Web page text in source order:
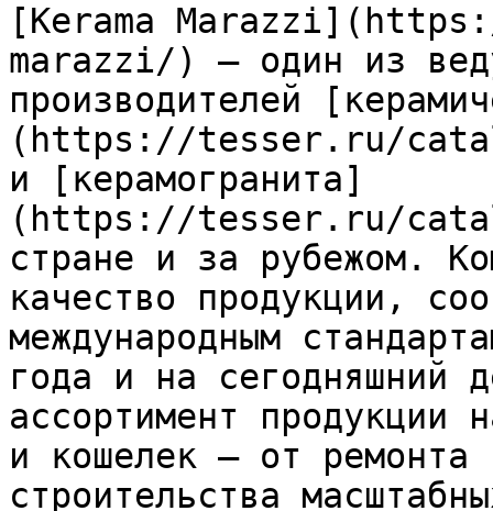
[Kerama
marazzi/) — один из
производителей
(https://tesser.ru/
и [керамогранита]
(https://tesser.ru/
стране и за рубежом.
качество продукции,
международным
года и на сегодняшний
ассортимент продукции
и кошелек — от ремонта
строительства